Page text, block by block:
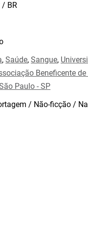
/ BR
,Saúde,Sangue,
Beneficente de
Paulo - SP
/ Não-ficção /